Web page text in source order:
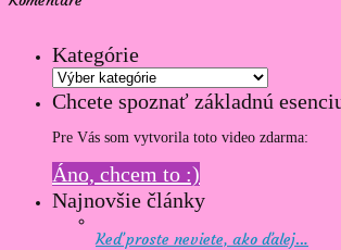
Kategórie
Kategórie
Chcete spoznať základnú
Pre Vás som vytvorila toto video zdarma:
Áno, chcem to :)
Najnovšie články
Keď proste neviete, ako ďalej…